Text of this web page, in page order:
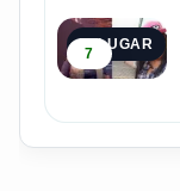
5º LUGAR
7